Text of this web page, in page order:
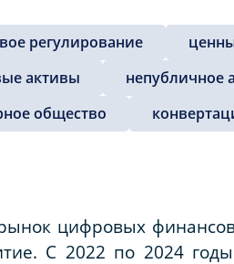
регулирование
активы
непубличное
общество
цифровых
С 2022 по 2024